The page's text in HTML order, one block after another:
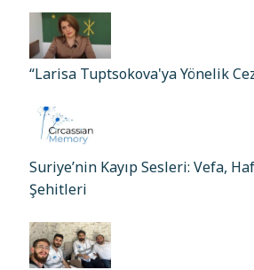
“Larisa Tuptsokova'ya Yönelik
Suriye’nin Kayıp Sesleri: Vefa,
Şehitleri